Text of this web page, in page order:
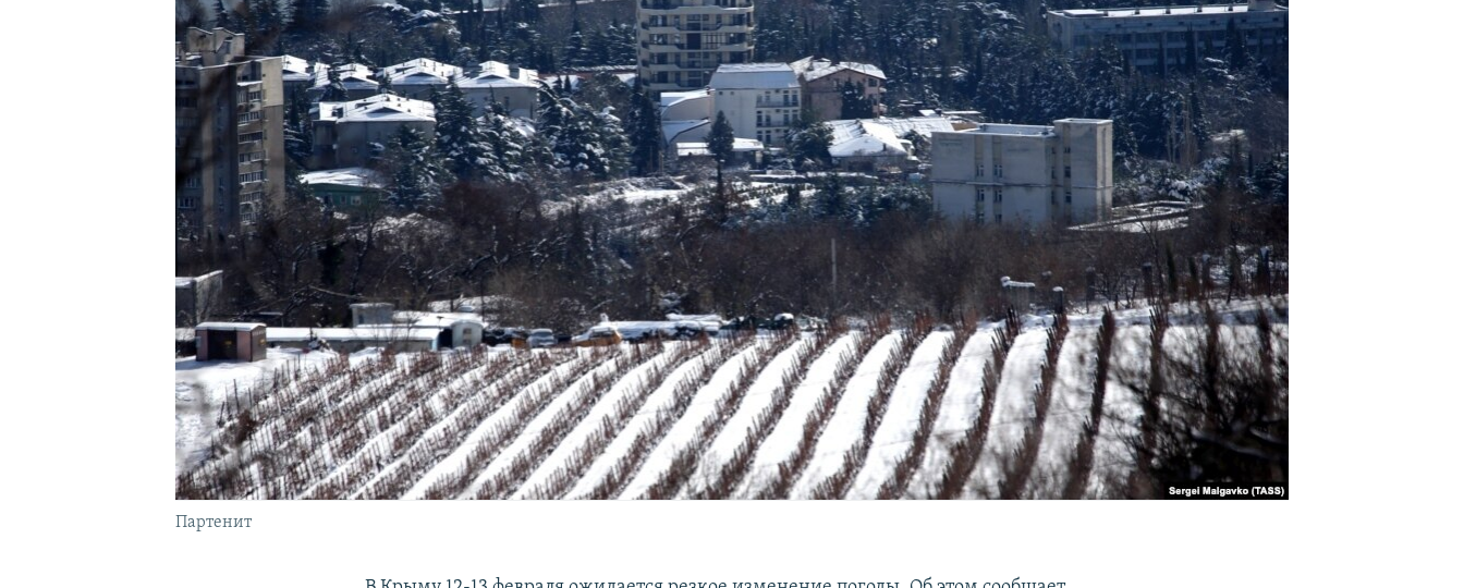
КРЫМ.НЕПОКОРЕННЫЙ
УКРАИНСКАЯ ПРОБЛЕМА КРЫМА
Партенит